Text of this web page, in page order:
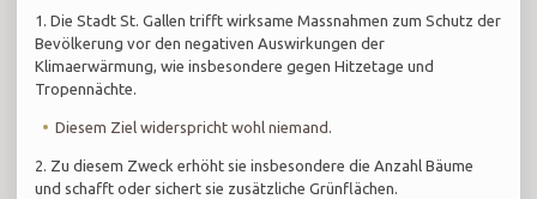
1. Die Stadt St. Gallen trifft wirksame Massnahmen zum Schutz der
Bevölkerung vor den negativen Auswirkungen der
Klimaerwärmung, wie insbesondere gegen Hitzetage und
Tropennächte.
Diesem Ziel widerspricht wohl niemand.
2. Zu diesem Zweck erhöht sie insbesondere die Anzahl Bäume
und schafft oder sichert sie zusätzliche Grünflächen.